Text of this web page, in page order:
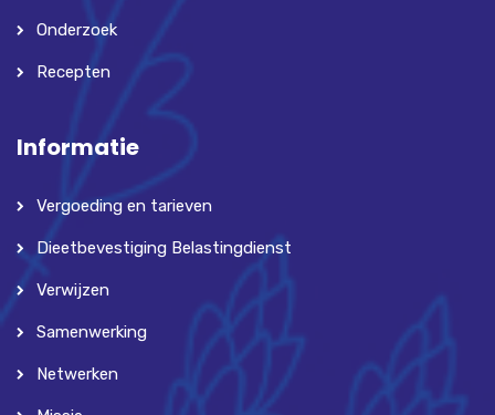
Onderzoek
Recepten
Informatie
Vergoeding en tarieven
Dieetbevestiging Belastingdienst
Verwijzen
Samenwerking
Netwerken